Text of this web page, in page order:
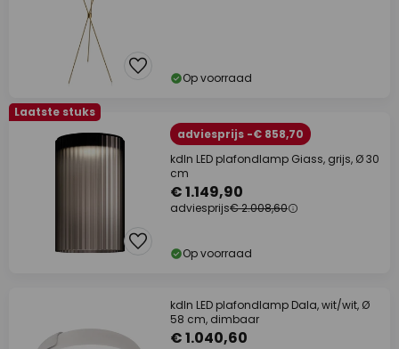
Op voorraad
Laatste stuks
adviesprijs -€ 858,70
kdln LED plafondlamp Giass, grijs, Ø 30
cm
€ 1.149,90
adviesprijs€ 2.008,60
Op voorraad
kdln LED plafondlamp Dala, wit/wit, Ø
58 cm, dimbaar
€ 1.040,60